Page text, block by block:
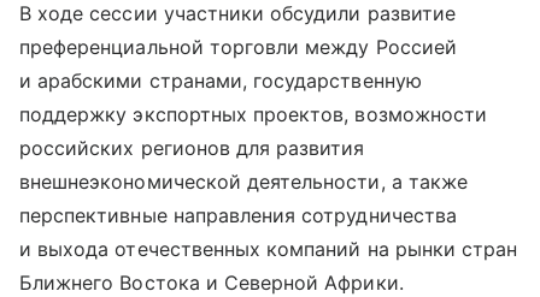
В ходе сессии участники обсудили развитие
преференциальной торговли между Россией
и арабскими странами, государственную
поддержку экспортных проектов, возможности
российских регионов для развития
внешнеэкономической деятельности, а также
перспективные направления сотрудничества
и выхода отечественных компаний на рынки стран
Ближнего Востока и Северной Африки.